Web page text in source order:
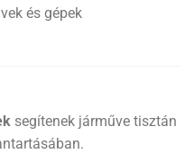
és gépek
segítenek járműve tisztán